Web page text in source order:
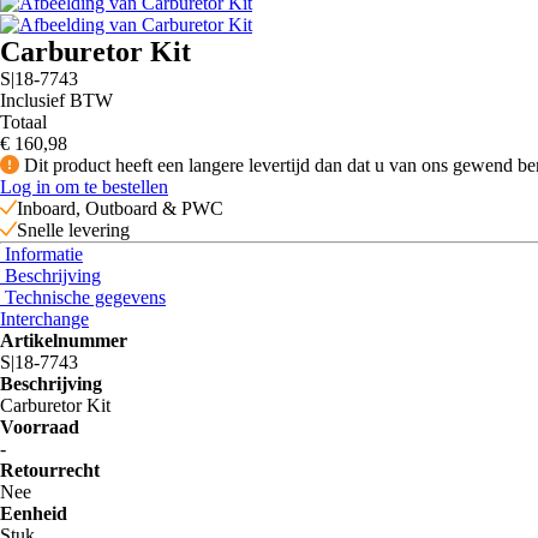
Carburetor Kit
S|18-7743
Inclusief BTW
Totaal
€ 160,98
Dit product heeft een langere levertijd dan dat u van ons gewend
Log in om te bestellen
Inboard, Outboard & PWC
Snelle levering
Informatie
Beschrijving
Technische gegevens
Interchange
Artikelnummer
S|18-7743
Beschrijving
Carburetor Kit
Voorraad
-
Retourrecht
Nee
Eenheid